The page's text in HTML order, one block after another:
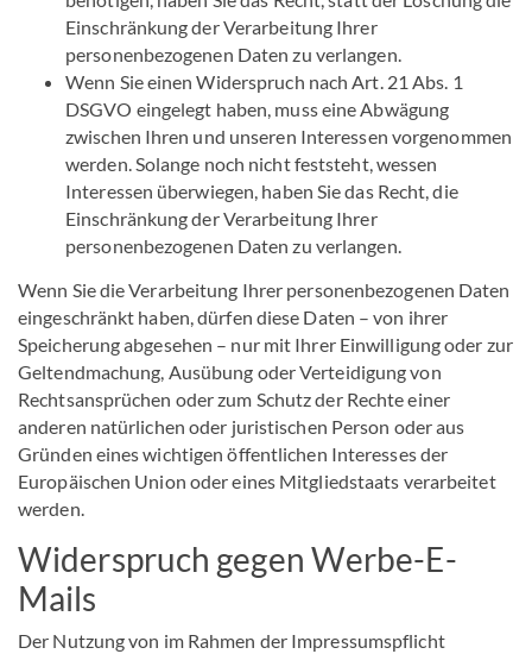
Einschränkung der Verarbeitung Ihrer
personenbezogenen Daten zu verlangen.
Wenn Sie einen Widerspruch nach Art. 21 Abs. 1
DSGVO eingelegt haben, muss eine Abwägung
zwischen Ihren und unseren Interessen vorgenommen
werden. Solange noch nicht feststeht, wessen
Interessen überwiegen, haben Sie das Recht, die
Einschränkung der Verarbeitung Ihrer
personenbezogenen Daten zu verlangen.
Wenn Sie die Verarbeitung Ihrer personenbezogenen Daten
eingeschränkt haben, dürfen diese Daten – von ihrer
Speicherung abgesehen – nur mit Ihrer Einwilligung oder zur
Geltendmachung, Ausübung oder Verteidigung von
Rechtsansprüchen oder zum Schutz der Rechte einer
anderen natürlichen oder juristischen Person oder aus
Gründen eines wichtigen öffentlichen Interesses der
Europäischen Union oder eines Mitgliedstaats verarbeitet
werden.
Widerspruch gegen Werbe-E-
Mails
Der Nutzung von im Rahmen der Impressumspflicht